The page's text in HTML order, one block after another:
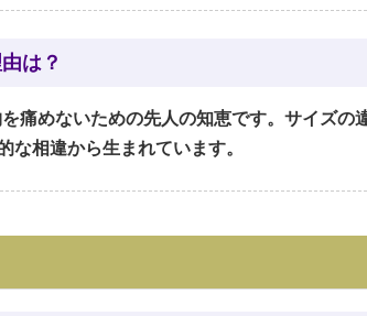
は？
痛めないための先人の知恵です。サイズ
な相違から生まれています。